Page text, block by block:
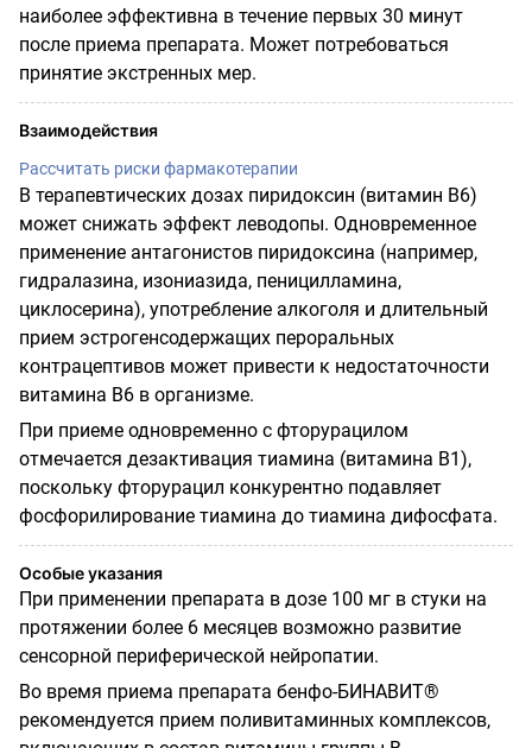
наиболее эффективна в течение первых 30 минут
после приема препарата. Может потребоваться
принятие экстренных мер.
Взаимодействия
Рассчитать риски фармакотерапии
В терапевтических дозах пиридоксин (витамин В6)
может снижать эффект леводопы. Одновременное
применение антагонистов пиридоксина (например,
гидралазина, изониазида, пеницилламина,
циклосерина), употребление алкоголя и длительный
прием эстрогенсодержащих пероральных
контрацептивов может привести к недостаточности
витамина В6 в организме.
При приеме одновременно с фторурацилом
отмечается дезактивация тиамина (витамина B1),
поскольку фторурацил конкурентно подавляет
фосфорилирование тиамина до тиамина дифосфата.
Особые указания
При применении препарата в дозе 100 мг в стуки на
протяжении более 6 месяцев возможно развитие
сенсорной периферической нейропатии.
Во время приема препарата бенфо-БИНАВИТ®
рекомендуется прием поливитаминных комплексов,